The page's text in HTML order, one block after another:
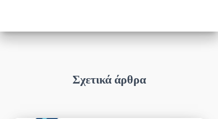
Σχετικά άρθρα